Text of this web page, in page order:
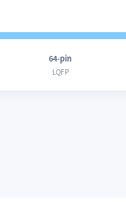
64-pin
LQFP